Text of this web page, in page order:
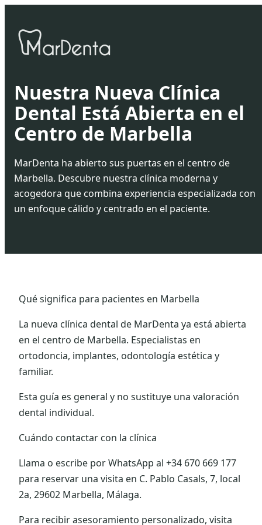
Nuestra Nueva Clínica
Dental Está Abierta en el
Centro de Marbella
MarDenta ha abierto sus puertas en el centro de
Marbella. Descubre nuestra clínica moderna y
acogedora que combina experiencia especializada con
un enfoque cálido y centrado en el paciente.
Qué significa para pacientes en Marbella
La nueva clínica dental de MarDenta ya está abierta
en el centro de Marbella. Especialistas en
ortodoncia, implantes, odontología estética y
familiar.
Esta guía es general y no sustituye una valoración
dental individual.
Cuándo contactar con la clínica
Llama o escribe por WhatsApp al +34 670 669 177
para reservar una visita en C. Pablo Casals, 7, local
2a, 29602 Marbella, Málaga.
Para recibir asesoramiento personalizado, visita